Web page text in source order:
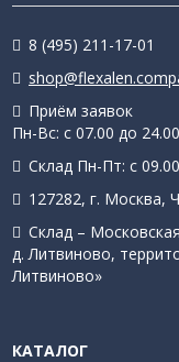
8 (495) 211-17-01
Приём заявок
Пн-Вс: с 07.00 до 24.00
Склад Пн-Пт: с
127282, г. Москва,
Склад –
д. Литвиново,
Литвиново»
КАТАЛОГ